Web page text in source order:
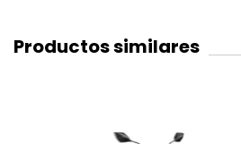
Productos similares